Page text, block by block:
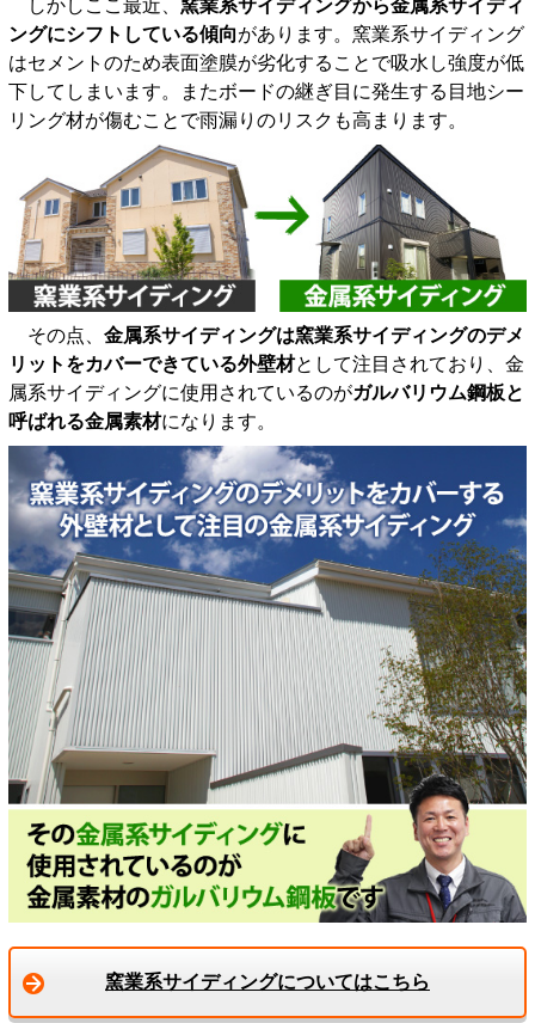
しかしここ最近、 窯業系サイディングから金属系サイディ
ングにシフトしている傾向があります。窯業系サイディング
はセメントのため表面塗膜が劣化することで吸水し強度が低
下してしまいます。またボードの継ぎ目に発生する目地シー
リング材が傷むことで雨漏りのリスクも高まります。
その点、 金属系サイディングは窯業系サイディングのデメ
リットをカバーできている外壁材として注目されており、金
属系サイディングに使用されているのがガルバリウム鋼板と
呼ばれる金属素材になります。
窯業系サイディングについてはこちら